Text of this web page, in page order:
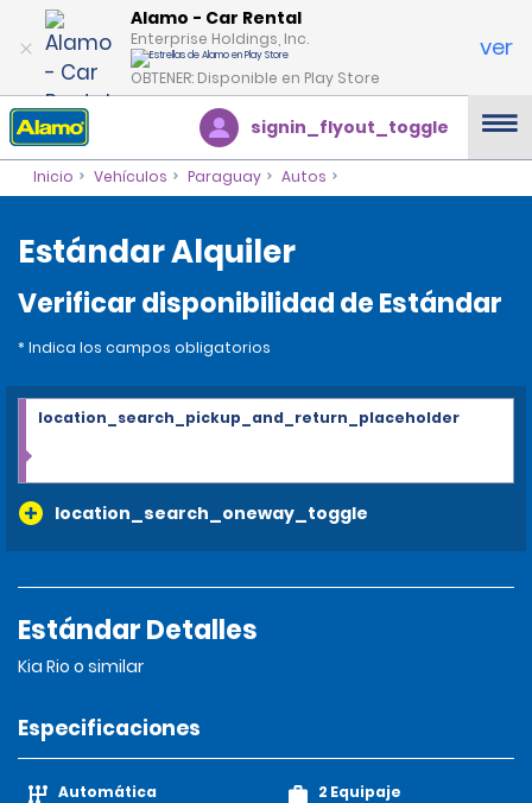
Alamo - Car Rental
Enterprise Holdings, Inc.
OBTENER: Disponible en Play Store
ver
signin_flyout_toggle
Inicio Vehículos Paraguay Autos
Estándar Alquiler
Verificar disponibilidad de Estándar
* Indica los campos obligatorios
location_search_oneway_toggle
location_search_pickup_and_return_placeholder
Estándar Detalles
Kia Rio o similar
Especificaciones
Automática 2 Equipaje